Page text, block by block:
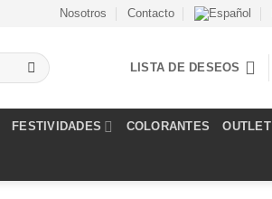
Nosotros Contacto
LISTA DE DESEOS
FESTIVIDADES COLORANTES OUTLET